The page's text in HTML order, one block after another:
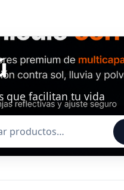
que facilitan tu vida